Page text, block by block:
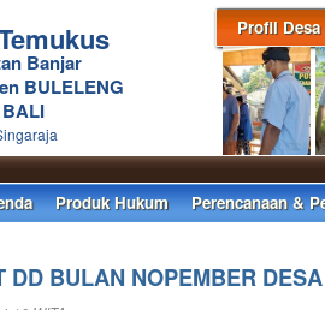
Profil Desa
Banjar
BULELENG
Produk Hukum Perencanaan &
DD BULAN NOPEMBER